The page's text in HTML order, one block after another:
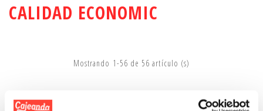
CALIDAD ECONOMIC
Mostrando 1-56 de 56 artículo (s)